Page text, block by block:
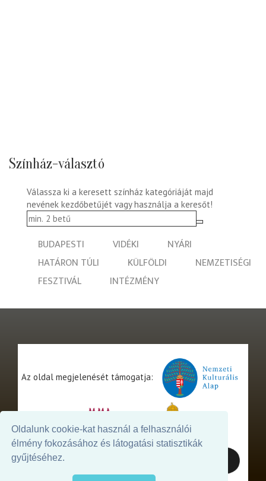
Oldalunk cookie-kat használ a felhasználói
élmény fokozásához és látogatási statisztikák
gyűjtéséhez.
Színház-választó
Válassza ki a keresett színház kategóriáját majd
nevének kezdőbetűjét vagy használja a keresőt!
BUDAPESTI VIDÉKI
NYÁRI
HATÁRON TÚLI
KÜLFÖLDI
NEMZETISÉGI
FESZTIVÁL
INTÉZMÉNY
Az oldal megjelenését támogatja: